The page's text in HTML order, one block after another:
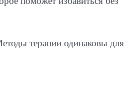
терапии одинаковы для